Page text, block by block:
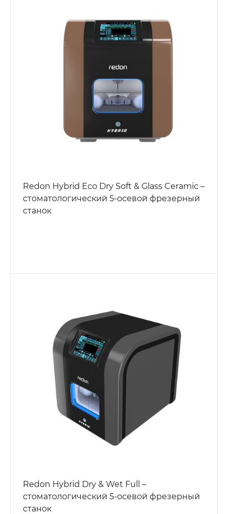
Redon Hybrid Eco Dry Soft & Glass Ceramic –
стоматологический 5-осевой фрезерный
станок
Redon Hybrid Dry & Wet Full –
стоматологический 5-осевой фрезерный
станок